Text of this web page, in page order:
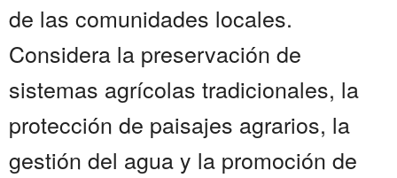
de las comunidades locales.
Considera la preservación de
sistemas agrícolas tradicionales, la
protección de paisajes agrarios, la
gestión del agua y la promoción de